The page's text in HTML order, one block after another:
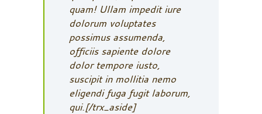
quam! Ullam impedit iure
dolorum voluptates
possimus assumenda,
officiis sapiente dolore
dolor tempore iusto,
suscipit in mollitia nemo
eligendi fuga fugit laborum,
qui.[/trx_aside]